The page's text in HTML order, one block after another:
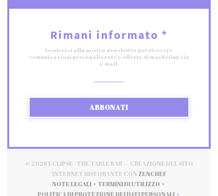
Rimani informato *
Iscriversi alla nostra newsletter per ricevere
comunicazioni personalizzate e offerte di marketing via
e-mail.
ABBONATI
© 2026 ECLIPSE - THE TABLE BAR — CREAZIONE DEL SITO
INTERNET RISTORANTE CON ZENCHEF((APRE UNA
NOTE LEGALI
((APRE UNA NUOVA FINESTRA))
TERMINI DI UTILIZZO
((APRE UNA NUOVA
POLITICA DI PROTEZIONE DEI DATI PERSONALI